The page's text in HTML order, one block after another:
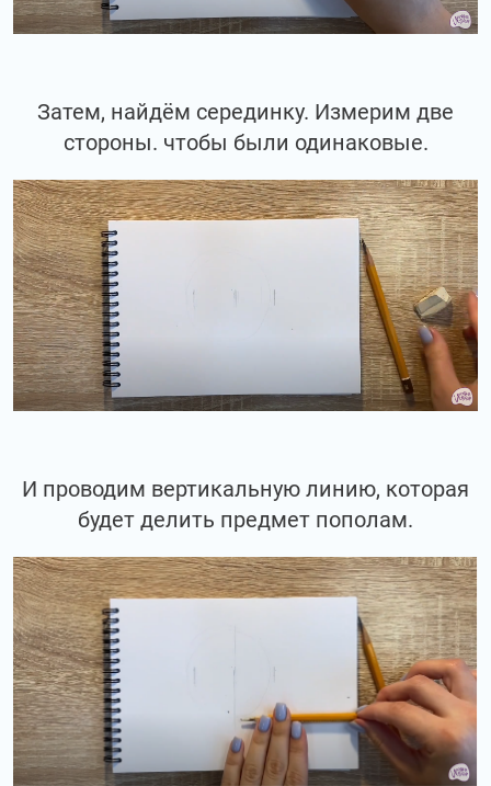
Затем, найдём серединку. Измерим две
стороны. чтобы были одинаковые.
И проводим вертикальную линию, которая
будет делить предмет пополам.